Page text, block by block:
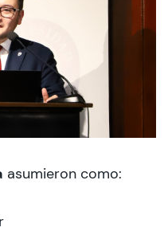
asumieron como: